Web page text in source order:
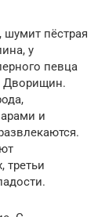
пёстрая
у
певца
Дворищин.
и
третьи